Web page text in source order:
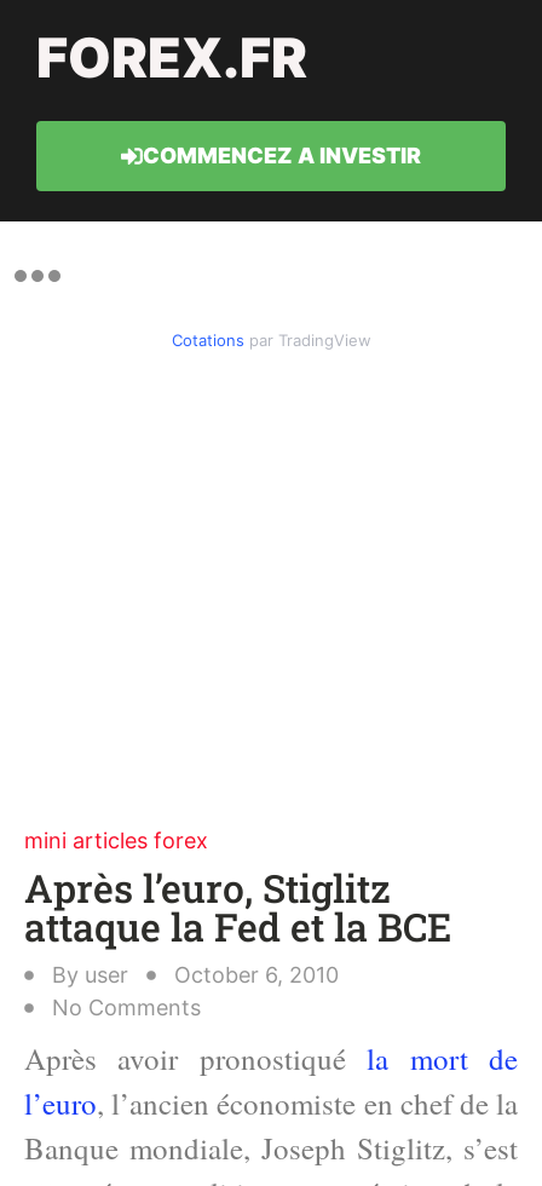
FOREX.FR
COMMENCEZ A INVESTIR
Cotations par TradingView
mini articles forex
Après l’euro, Stiglitz
attaque la Fed et la BCE
By user
October 6, 2010
No Comments
Après avoir pronostiquéla mort de
l’euro, l’ancien économiste en chef de la
Banque mondiale, Joseph Stiglitz, s’est